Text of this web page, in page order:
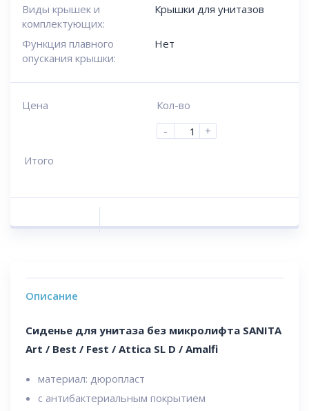
Виды крышек и
комплектующих:
Крышки для унитазов
Функция плавного
опускания крышки:
Нет
Цена
Кол-во
-
+
Итого
Описание
Сиденье для унитаза без микролифта SANITA
Art / Best / Fest / Attica SL D / Amalfi
материал: дюропласт
с антибактериальным покрытием